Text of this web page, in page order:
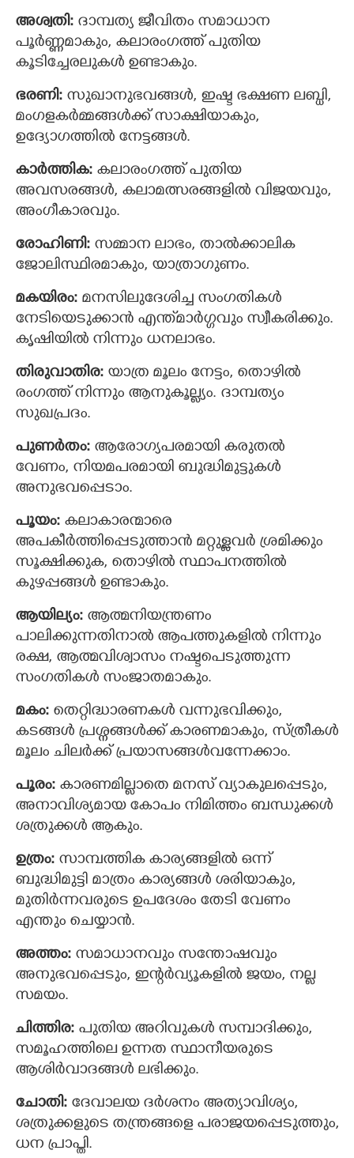
അശ്വതി: ദാമ്പത്യ ജീവിതം സമാധാന
പൂര്‍ണ്ണമാകും, കലാരംഗത്ത് പുതിയ
കൂടിച്ചേരലുകള്‍ ഉണ്ടാകും.
ഭരണി: സുഖാനുഭവങ്ങള്‍, ഇഷ്ട ഭക്ഷണ ലബ്ധി,
മംഗളകര്‍മ്മങ്ങള്‍ക്ക് സാക്ഷിയാകും,
ഉദ്യോഗത്തില്‍ നേട്ടങ്ങള്‍.
കാര്‍ത്തിക: കലാരംഗത്ത് പുതിയ
അവസരങ്ങള്‍, കലാമത്സരങ്ങളില്‍ വിജയവും,
അംഗീകാരവും.
രോഹിണി: സമ്മാന ലാഭം, താല്‍ക്കാലിക
ജോലിസ്ഥിരമാകും, യാത്രാഗുണം.
മകയിരം: മനസിലുദേശിച്ച സംഗതികള്‍
നേടിയെടുക്കാന്‍ എന്ത്മാര്‍ഗ്ഗവും സ്വീകരിക്കും.
കൃഷിയില്‍ നിന്നും ധനലാഭം.
തിരുവാതിര: യാത്ര മൂലം നേട്ടം, തൊഴില്‍
രംഗത്ത് നിന്നും ആനുകൂല്ല്യം. ദാമ്പത്യം
സുഖപ്രദം.
പുണര്‍തം: ആരോഗ്യപരമായി കരുതല്‍
വേണം, നിയമപരമായി ബുദ്ധിമുട്ടുകള്‍
അനുഭവപ്പെടാം.
പൂയം: കലാകാരന്മാരെ
അപകീര്‍ത്തിപ്പെടുത്താന്‍ മറ്റുള്ളവര്‍ ശ്രമിക്കും
സൂക്ഷിക്കുക, തൊഴില്‍ സ്ഥാപനത്തില്‍
കുഴപ്പങ്ങള്‍ ഉണ്ടാകും.
ആയില്യം: ആത്മനിയന്ത്രണം
പാലിക്കുന്നതിനാല്‍ ആപത്തുകളില്‍ നിന്നും
രക്ഷ, ആത്മവിശ്വാസം നഷ്ടപെടുത്തുന്ന
സംഗതികള്‍ സംജാതമാകും.
മകം: തെറ്റിദ്ധാരണകള്‍ വന്നുഭവിക്കും,
കടങ്ങള്‍ പ്രശ്നങ്ങള്‍ക്ക് കാരണമാകും, സ്ത്രീകള്‍
മൂലം ചിലര്‍ക്ക് പ്രയാസങ്ങള്‍വന്നേക്കാം.
പൂരം: കാരണമില്ലാതെ മനസ് വ്യാകുലപ്പെടും,
അനാവിശ്യമായ കോപം നിമിത്തം ബന്ധുക്കള്‍
ശത്രുക്കള്‍ ആകും.
ഉത്രം: സാമ്പത്തിക കാര്യങ്ങളില്‍ ഒന്ന്
ബുദ്ധിമുട്ടി മാത്രം കാര്യങ്ങള്‍ ശരിയാകും,
മുതിര്‍ന്നവരുടെ ഉപദേശം തേടി വേണം
എന്തും ചെയ്യാന്‍.
അത്തം: സമാധാനവും സന്തോഷവും
അനുഭവപ്പെടും, ഇന്റര്‍വ്യൂകളില്‍ ജയം, നല്ല
സമയം.
ചിത്തിര: പുതിയ അറിവുകള്‍ സമ്പാദിക്കും,
സമൂഹത്തിലെ ഉന്നത സ്ഥാനീയരുടെ
ആശിര്‍വാദങ്ങള്‍ ലഭിക്കും.
ചോതി: ദേവാലയ ദര്‍ശനം അത്യാവിശ്യം,
ശത്രുക്കളുടെ തന്ത്രങ്ങളെ പരാജയപ്പെടുത്തും,
ധന പ്രാപ്തി.